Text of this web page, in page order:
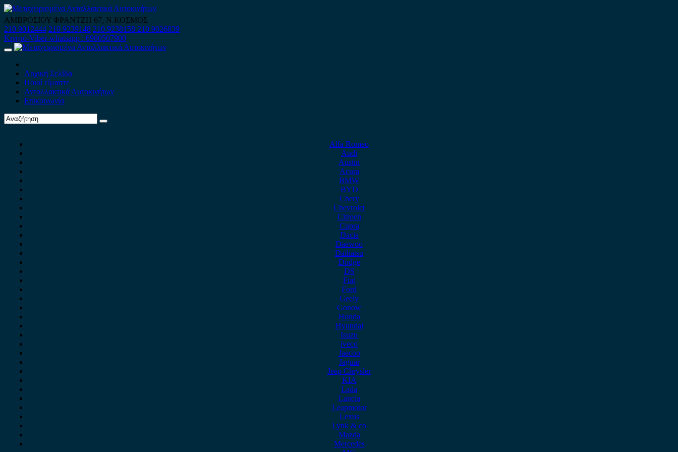
Skip
to
content
ΑΜΒΡΟΣΙΟΥ ΦΡΑΝΤΖΗ 67, Ν.ΚΟΣΜΟΣ
210 9012444 210 9239148 210 9238158 210 9026839
Κινητό-Viber-whatsapp : 6980507900
Primary
Αρχική Σελίδα
Ποιοί είμαστε
Ανταλλακτικά Αυτοκινήτων
Επικοινωνία
Alfa Romeo
Audi
Austin
Acura
BMW
BYD
Chery
Chevrolet
Citroen
Cupra
Dacia
Daewoo
Daihatsu
Dodge
DS
Fiat
Ford
Geely
Gonow
Honda
Hyundai
Isuzu
iveco
Jaecoo
Jaguar
Jeep Chrysler
KIA
Lada
Lancia
Leapmotor
Lexus
Lynk & co
Mazda
Mercedes